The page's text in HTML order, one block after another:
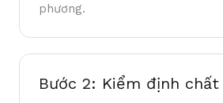
phương.
Bước 2: Kiểm định